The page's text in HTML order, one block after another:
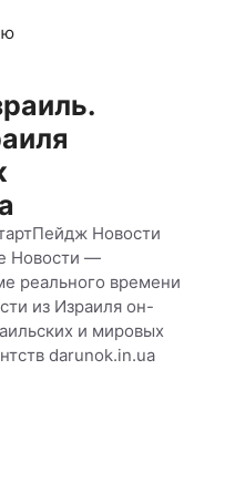
Новости
Новости —
реального времени
из Израиля он-
и мировых
darunok.in.ua